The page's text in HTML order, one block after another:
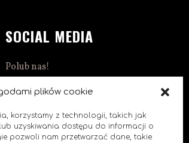
plików cookie
korzystamy z technologii, takich jak
uzyskiwania dostępu do informacji o
pozwoli nam przetwarzać dane, takie
SOCIAL MEDIA
Polub nas!